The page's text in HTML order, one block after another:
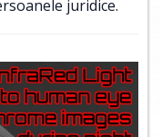
juridice.